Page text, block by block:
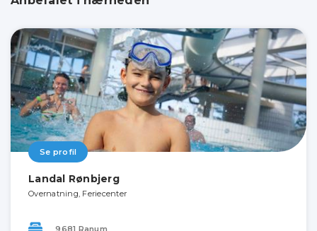
Se profil
Landal Rønbjerg
Overnatning, Feriecenter
9681 Ranum